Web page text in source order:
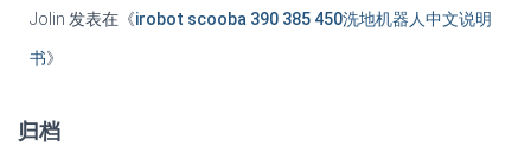
Jolin 发表在《irobot scooba 390 385 450洗地机器人中文说明
书》
归档